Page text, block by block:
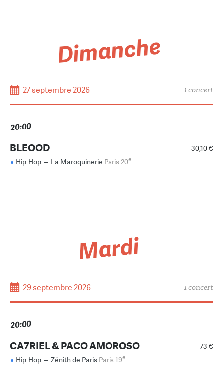
Dimanche
27 septembre 2026 1 concert
20:00
30,10 €
BLEOOD
Hip-Hop – La Maroquinerie Paris 20e
Mardi
29 septembre 2026 1 concert
20:00
73 €
CA7RIEL & PACO AMOROSO
Hip-Hop – Zénith de Paris Paris 19e